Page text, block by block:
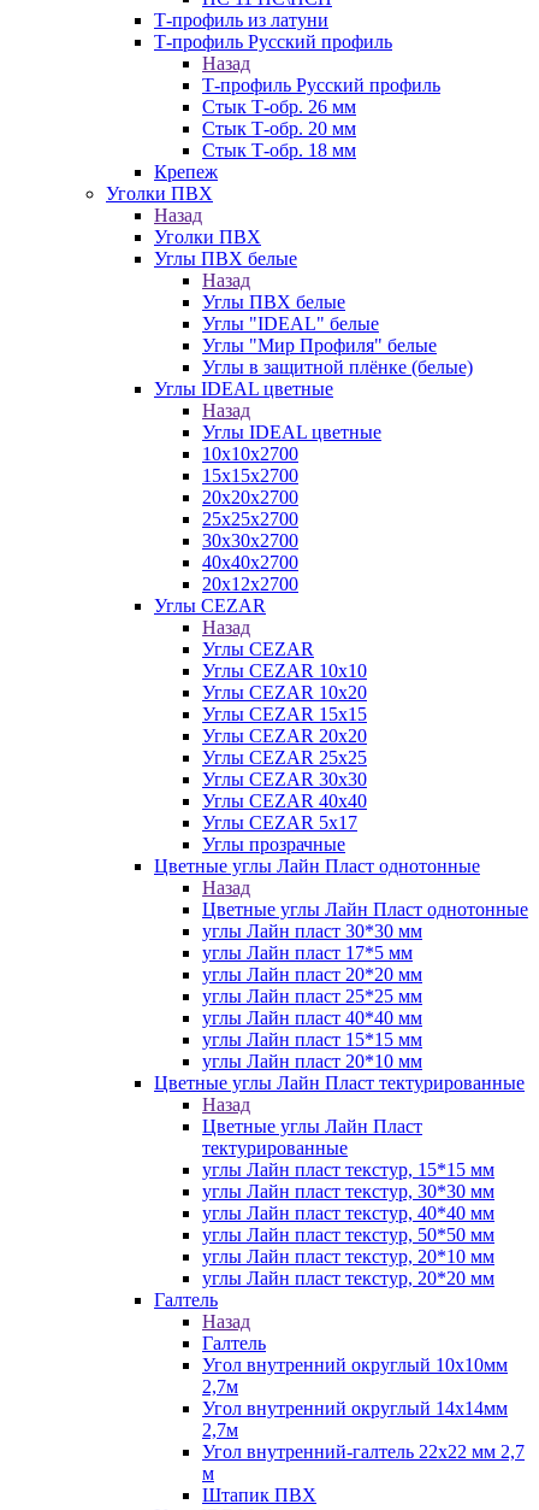
Т-профиль из латуни
Т-профиль Русский профиль
Назад
Т-профиль Русский профиль
Стык Т-обр. 26 мм
Стык Т-обр. 20 мм
Стык Т-обр. 18 мм
Крепеж
Уголки ПВХ
Назад
Уголки ПВХ
Углы ПВХ белые
Назад
Углы ПВХ белые
Углы "IDEAL" белые
Углы "Мир Профиля" белые
Углы в защитной плёнке (белые)
Углы IDEAL цветные
Назад
Углы IDEAL цветные
10х10х2700
15х15х2700
20х20х2700
25х25х2700
30х30х2700
40х40х2700
20х12х2700
Углы CEZAR
Назад
Углы CEZAR
Углы CEZAR 10х10
Углы CEZAR 10х20
Углы CEZAR 15х15
Углы CEZAR 20х20
Углы CEZAR 25х25
Углы CEZAR 30х30
Углы CEZAR 40х40
Углы CEZAR 5х17
Углы прозрачные
Цветные углы Лайн Пласт однотонные
Назад
Цветные углы Лайн Пласт однотонные
углы Лайн пласт 30*30 мм
углы Лайн пласт 17*5 мм
углы Лайн пласт 20*20 мм
углы Лайн пласт 25*25 мм
углы Лайн пласт 40*40 мм
углы Лайн пласт 15*15 мм
углы Лайн пласт 20*10 мм
Цветные углы Лайн Пласт тектурированные
Назад
Цветные углы Лайн Пласт
тектурированные
углы Лайн пласт текстур, 15*15 мм
углы Лайн пласт текстур, 30*30 мм
углы Лайн пласт текстур, 40*40 мм
углы Лайн пласт текстур, 50*50 мм
углы Лайн пласт текстур, 20*10 мм
углы Лайн пласт текстур, 20*20 мм
Галтель
Назад
Галтель
Угол внутренний округлый 10х10мм
2,7м
Угол внутренний округлый 14х14мм
2,7м
Угол внутренний-галтель 22х22 мм 2,7
м
Штапик ПВХ